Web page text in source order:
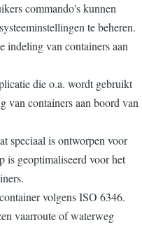
commando's kunnen
te beheren.
indeling van containers aan
die o.a. wordt gebruikt
van containers aan boord van
speciaal is ontworpen voor
is geoptimaliseerd voor het
volgens ISO 6346.
vaarroute of waterweg